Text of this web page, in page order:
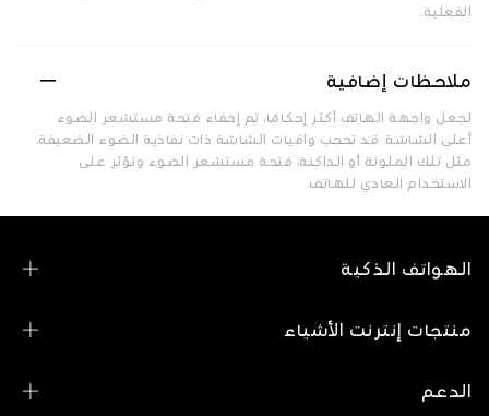
الفعلية.
ملاحظات إضافية
لجعل واجهة الهاتف أكثر إحكامًا، تم إخفاء فتحة مستشعر الضوء
أعلى الشاشة. قد تحجب واقيات الشاشة ذات نفاذية الضوء الضعيفة،
مثل تلك الملونة أو الداكنة، فتحة مستشعر الضوء وتؤثر على
الاستخدام العادي للهاتف.
الهواتف الذكية
عرض جميع الهواتف
منتجات إنترنت الأشياء
الدعم